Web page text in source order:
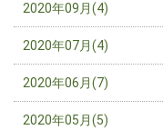
2020年09月(4)
2020年07月(4)
2020年06月(7)
2020年05月(5)